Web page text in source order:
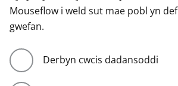
Mouseflow i weld sut mae pobl yn
gwefan.
Derbyn cwcis dadansoddi